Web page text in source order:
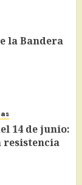
la Bandera
14 de junio:
resistencia